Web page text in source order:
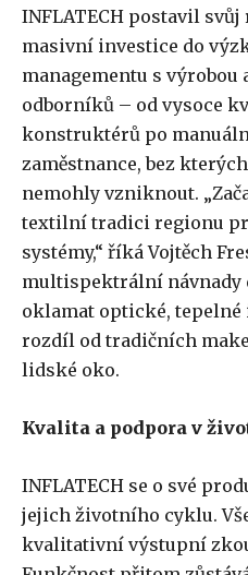
INFLATECH postavil
masivní investice do
managementu s výrobou
odborníků – od vysoce
konstruktérů po
zaměstnance, bez
nemohly vzniknout.
textilní tradici regionu
systémy,“ říká Vojtěch
multispektrální návnady
oklamat optické, tepelné
rozdíl od tradičních
lidské oko.
Kvalita a podpora v
INFLATECH se o své
jejich životního cyklu.
kvalitativní výstupní